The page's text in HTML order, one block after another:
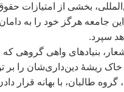
المللی، بخشی از امتیازات
این جامعه هرگز خود را به
سپرد.
بنیادهای واهی گروهی
خاک ریشۀ دینداریشان را بر
گروه طالبان، با بهانه قرار